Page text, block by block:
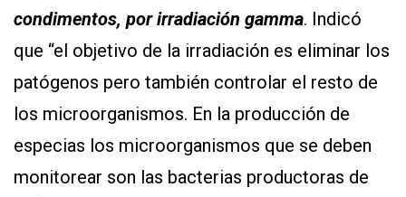
condimentos, por irradiación gamma. Indicó
que “el objetivo de la irradiación es eliminar los
patógenos pero también controlar el resto de
los microorganismos. En la producción de
especias los microorganismos que se deben
monitorear son las bacterias productoras de